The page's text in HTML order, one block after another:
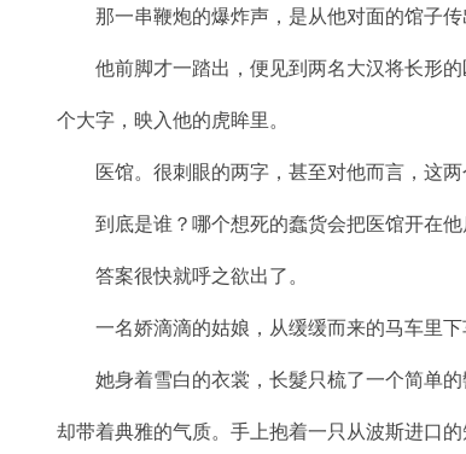
那一串鞭炮的爆炸声，是从他对面的馆子传
他前脚才一踏出，便见到两名大汉将长形的
个大字，映入他的虎眸里。
医馆。很刺眼的两字，甚至对他而言，这两
到底是谁？哪个想死的蠢货会把医馆开在他
答案很快就呼之欲出了。
一名娇滴滴的姑娘，从缓缓而来的马车里下
她身着雪白的衣裳，长髮只梳了一个简单的
却带着典雅的气质。手上抱着一只从波斯进口